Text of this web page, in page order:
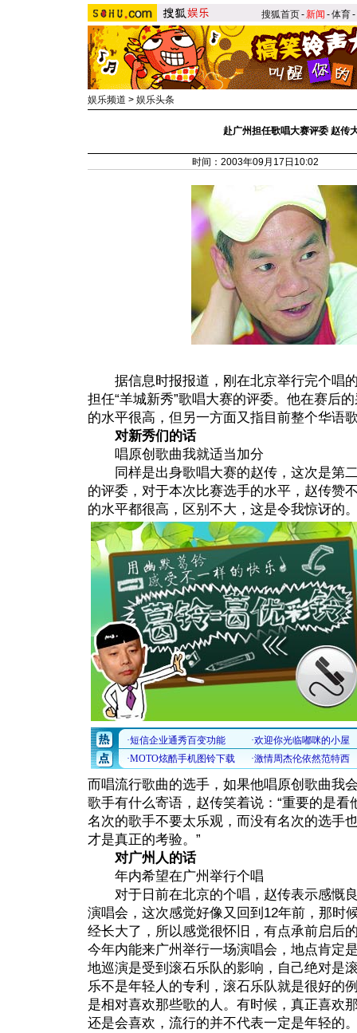
搜狐首页-新闻 -体育-
娱乐频道 > 娱乐头条
赴广州担任歌唱大赛评委 赵传
时间：2003年09月17日10:02
据信息时报报道，刚在北京举行完个唱
担任“羊城新秀”歌唱大赛的评委。他在赛后
的水平很高，但另一方面又指目前整个华语
对新秀们的话
唱原创歌曲我就适当加分
同样是出身歌唱大赛的赵传，这次是第
的评委，对于本次比赛选手的水平，赵传赞
的水平都很高，区别不大，这是令我惊讶的
而唱流行歌曲的选手，如果他唱原创歌曲我
歌手有什么寄语，赵传笑着说：“重要的是
名次的歌手不要太乐观，而没有名次的选手
才是真正的考验。”
对广州人的话
年内希望在广州举行个唱
对于日前在北京的个唱，赵传表示感慨良
演唱会，这次感觉好像又回到12年前，那时
经长大了，所以感觉很怀旧，有点承前启后
今年内能来广州举行一场演唱会，地点肯定
地巡演是受到滚石乐队的影响，自己绝对是
乐不是年轻人的专利，滚石乐队就是很好的
是相对喜欢那些歌的人。有时候，真正喜欢
还是会喜欢，流行的并不代表一定是年轻的